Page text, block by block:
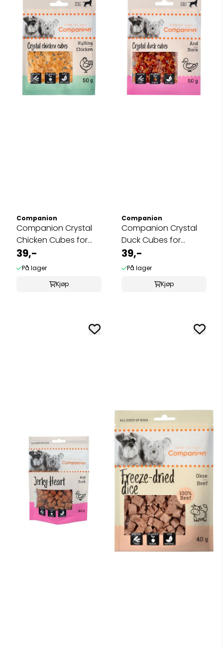
Companion
Companion Crystal
Chicken Cubes for
Puppy 50g
39,-
På lager
Kjøp
Companion
Companion Crystal
Duck Cubes for
Puppy 50g
39,-
På lager
Kjøp